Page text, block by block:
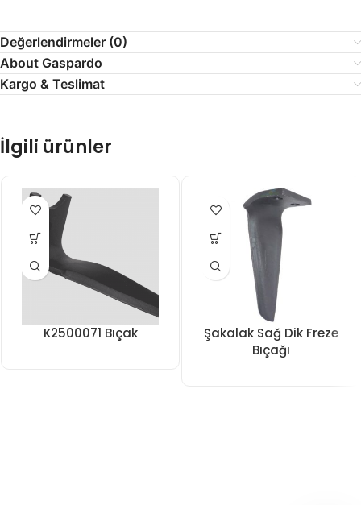
Değerlendirmeler (0)
About Gaspardo
Kargo & Teslimat
İlgili ürünler
K2500071 Bıçak
Şakalak Sağ Dik Freze
Bıçağı